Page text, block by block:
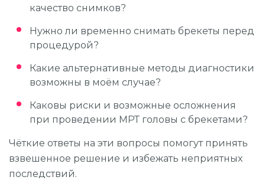
качество снимков?
Нужно ли временно снимать брекеты перед
процедурой?
Какие альтернативные методы диагностики
возможны в моём случае?
Каковы риски и возможные осложнения
при проведении МРТ головы с брекетами?
Чёткие ответы на эти вопросы помогут принять
взвешенное решение и избежать неприятных
последствий.